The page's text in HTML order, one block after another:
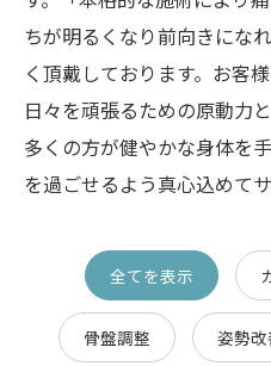
ちが明るくなり前向きにな
く頂戴しております。お客
日々を頑張るための原動力
多くの方が健やかな身体を
を過ごせるよう真心込めて
全てを表示
骨盤調整 姿勢改